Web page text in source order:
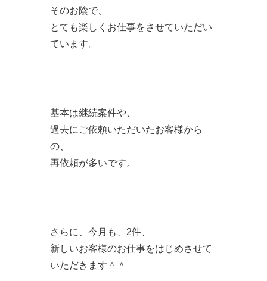
そのお陰で、
とても楽しくお仕事をさせていただい
ています。
基本は継続案件や、
過去にご依頼いただいたお客様から
の、
再依頼が多いです。
さらに、今月も、2件、
新しいお客様のお仕事をはじめさせて
いただきます＾＾